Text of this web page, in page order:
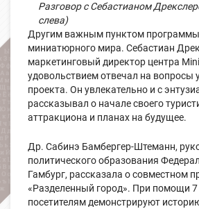
Разговор с Себастианом
слева)
Другим важным пунктом
миниатюрного мира. Себастиан
маркетинговый директор центра
удовольствием отвечал на вопросы
проекта. Он увлекательно и с
рассказывал о начале своего
аттракциона и планах на будущее.
Др. Сабинэ Бамбергер-Штеманн,
политического образования
Гамбург, рассказала о совместном
«Разделенный город». При помощи
посетителям демонстрируют